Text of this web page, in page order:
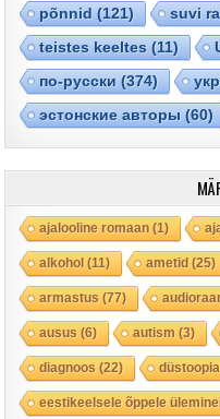
põnnid (121) suvi
teistes keeltes (11)
по-русски (374)
эстонские авторы (60)
ajalooline romaan(1)
alkohol(11) ametid(25)
armastus (77)
ausus (6) autism (3)
diagnoos (22) düstoopia
eestikeelsele õppele